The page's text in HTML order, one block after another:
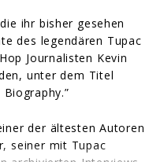
ihr bisher gesehen
des legendären Tupac
Journalisten Kevin
unter dem Titel
der ältesten Autoren
seiner mit Tupac